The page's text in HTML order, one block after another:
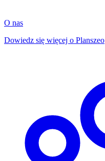
O nas
Dowiedz się więcej o Planszeo